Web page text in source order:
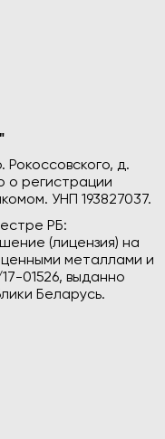
Рокоссовского, д.
о регистрации
УНП 193827037.
РБ:
(лицензия) на
металлами и
01526, выданно
Беларусь.